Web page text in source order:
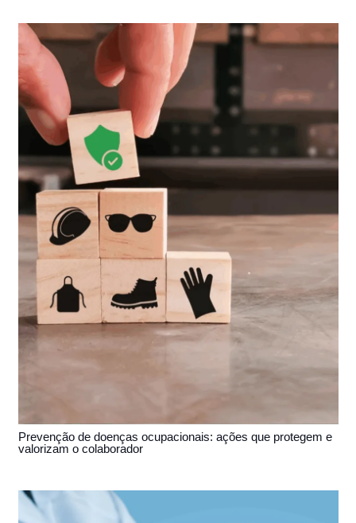
Prevenção de doenças ocupacionais: ações que protegem e
valorizam o colaborador